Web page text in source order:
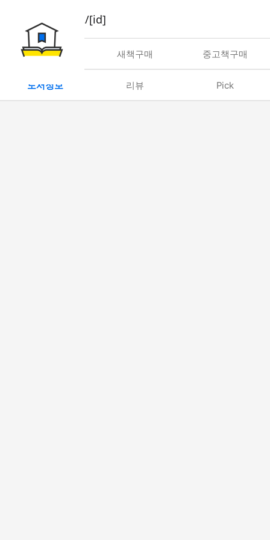
book/rent/[id]
대여 새책구매 중고책구매
도서정보 리뷰 Pick